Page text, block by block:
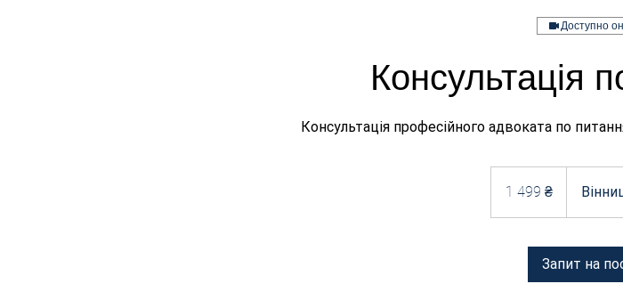
Доступно
Консультація
Консультація професійного адвоката по
гривень
1 499 ₴
Запит на